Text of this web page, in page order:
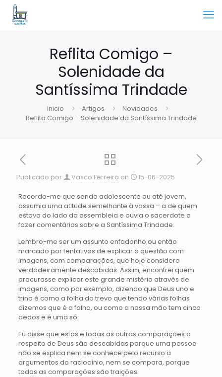
Reflita Comigo –
Solenidade da
Santíssima Trindade
Inicio Artigos
Novidades
Reflita Comigo – Solenidade da Santíssima Trindade
Publicado por Vasco Ferreira on 15-06-2025
Recordo-me que sendo adolescente ou até jovem,
assumia uma atitude semelhante à vossa – a de quem
estava do lado da assembleia e ouvia o sacerdote a
fazer comentários sobre a Santíssima Trindade.
Lembro-me ser um assunto enfadonho ou então
marcado por tentativas de explicar a questão com
imagens, com comparações, que hoje considero
verdadeiramente descabidas. Assim, encontrei quem
procurasse explicar este grande mistério através de
imagens, como por exemplo, dizendo que Deus uno e
trino é como a folha do trevo que tendo várias folhas
dizemos que é a folha, ou como a nossa mão tem cinco
dedos e é uma só.
Eu disse que estas e todas as outras comparações a
respeito de Deus são descabidas porque uma pessoa
não se explica nem se conhece pelo recurso a
argumentos do raciocínio, nem se compara, porque
todas as comparações são traições.